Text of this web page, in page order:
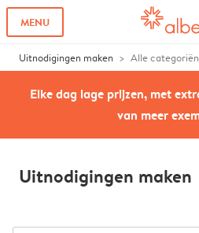
MENU
Uitnodigingen maken Alle categoriën
Elke dag lage prijzen, met
van meer
Uitnodigingen maken